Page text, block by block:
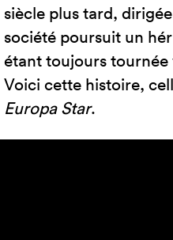
siècle plus tard,
société poursuit un
étant toujours tournée
Voici cette histoire,
Europa Star.